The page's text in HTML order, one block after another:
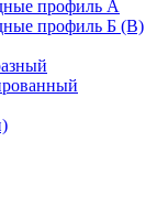
профиль А
профиль Б (B)